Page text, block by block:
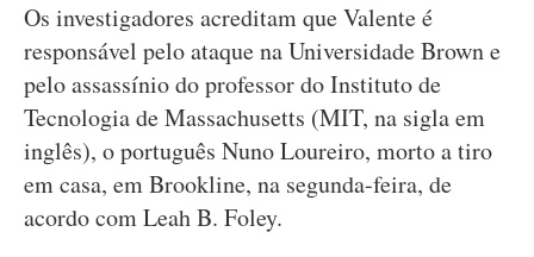
Os investigadores acreditam que Valente é
responsável pelo ataque na Universidade Brown e
pelo assassínio do professor do Instituto de
Tecnologia de Massachusetts (MIT, na sigla em
inglês), o português Nuno Loureiro, morto a tiro
em casa, em Brookline, na segunda-feira, de
acordo com Leah B. Foley.